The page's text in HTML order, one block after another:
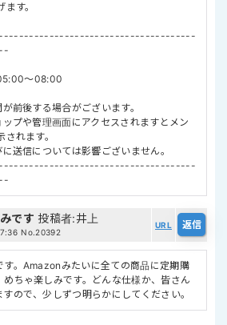
す。
～08:00
前後する場合がございます。
プや管理画面にアクセスされますとメン
れます。
送信については影響ございません。
です 投稿者:井上
No.20392
URL
す。Amazonみたいに全ての商品に定期購
めちゃ楽しみです。どんな仕様か、皆さん
ので、少しずつ明らかにしてください。